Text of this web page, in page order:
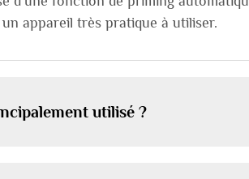
appareil très pratique à utiliser.
utilisé ?